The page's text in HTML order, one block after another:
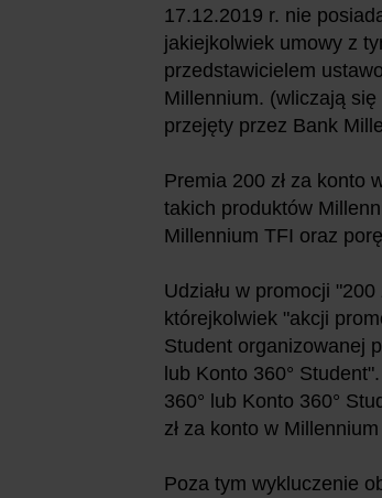
17.12.2019 r. nie
jakiejkolwiek umowy z
przedstawicielem
Millennium. (wliczają
przejęty przez Bank
Premia 200 zł za konto
takich produktów
Millennium TFI oraz
Udziału w promocji
którejkolwiek "akcji
Student organizowanej
lub Konto 360°
360° lub Konto 360°
zł za konto w
Poza tym wykluczenie